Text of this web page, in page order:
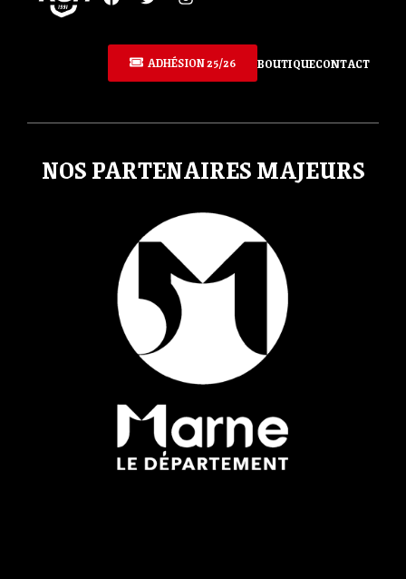
a
o
w
e
r
n
g
r
m
ADHÉSION 25/26 BOUTIQUECONTACT
NOS PARTENAIRES MAJEURS